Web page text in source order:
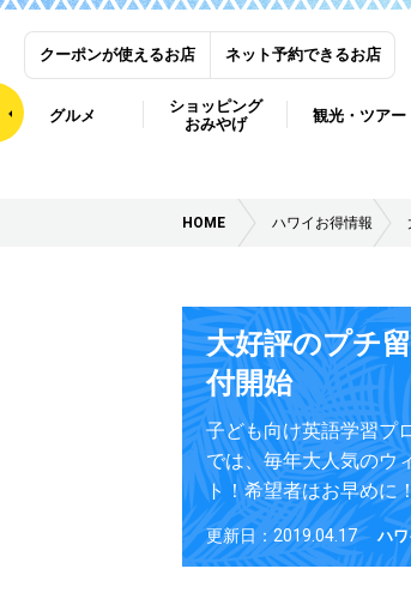
クーポンが使えるお店 ネット予約できるお店
グルメ
ショッピング
おみやげ
観光・ツアー
HOME ハワイお得情報
大好評のプチ
付開始
子ども向け英語学習プ
では、毎年大人気のウ
ト！希望者はお早めに
更新日：2019.04.17 ハ